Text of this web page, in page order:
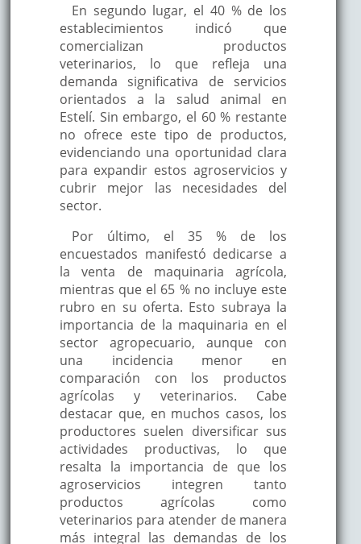
En segundo lugar, el 40 % de los
establecimientos indicó que
comercializan productos
veterinarios, lo que refleja una
demanda significativa de servicios
orientados a la salud animal en
Estelí. Sin embargo, el 60 % restante
no ofrece este tipo de productos,
evidenciando una oportunidad clara
para expandir estos agroservicios y
cubrir mejor las necesidades del
sector.
Por último, el 35 % de los
encuestados manifestó dedicarse a
la venta de maquinaria agrícola,
mientras que el 65 % no incluye este
rubro en su oferta. Esto subraya la
importancia de la maquinaria en el
sector agropecuario, aunque con
una incidencia menor en
comparación con los productos
agrícolas y veterinarios. Cabe
destacar que, en muchos casos, los
productores suelen diversificar sus
actividades productivas, lo que
resalta la importancia de que los
agroservicios integren tanto
productos agrícolas como
veterinarios para atender de manera
más integral las demandas de los